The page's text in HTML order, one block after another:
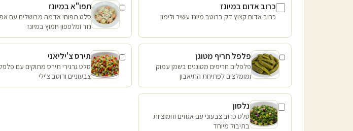
כרוב אדום במיונז
כרוב אדום קצוץ דק ברוטב מיונז עשיר ולימון
תפו"א במיונז
סלט תפוחי אדמה מבושלים עם
גזר ומלפפון חמוץ במיונז
פלפל חריף מטוגן
פלפלים חריפים מטוגנים בשמן עמוק
ומומלצים לפתיחת התיאבון
תירס צ'יליאני
סלט גרגירי תירס מתוקים עם
צבעוניים ורוטב צ'ילי
נלסון
סלט כרוב צבעוני עם אגוזים וחמוציות
בתיבול מיוחד